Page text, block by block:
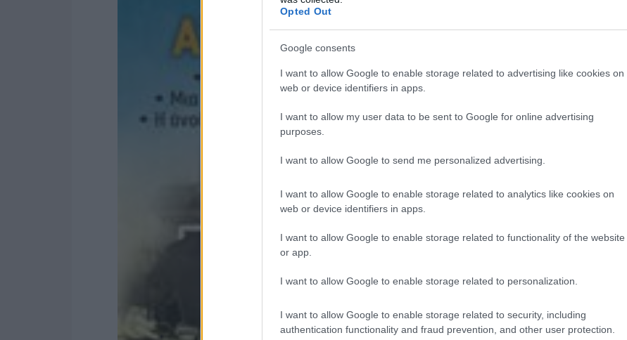
Opted Out
Google consents
I want to allow Google to enable storage related to advertising like cookies on
web or device identifiers in apps.
I want to allow my user data to be sent to Google for online advertising
purposes.
I want to allow Google to send me personalized advertising.
I want to allow Google to enable storage related to analytics like cookies on
web or device identifiers in apps.
I want to allow Google to enable storage related to functionality of the website
or app.
I want to allow Google to enable storage related to personalization.
I want to allow Google to enable storage related to security, including
authentication functionality and fraud prevention, and other user protection.